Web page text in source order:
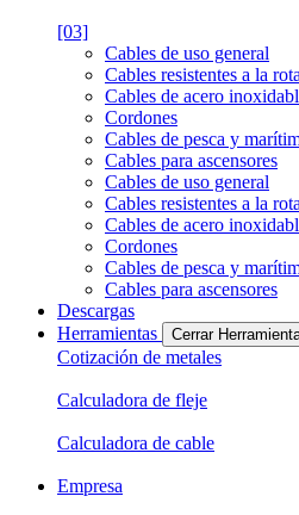
[03]
Cables de uso general
Cables resistentes a la
Cables de acero
Cordones
Cables de pesca y
Cables para ascensores
Cables de uso general
Cables resistentes a la
Cables de acero
Cordones
Cables de pesca y
Cables para ascensores
Descargas
Herramientas
Cerrar
Cotización de metales
Calculadora de fleje
Calculadora de cable
Empresa